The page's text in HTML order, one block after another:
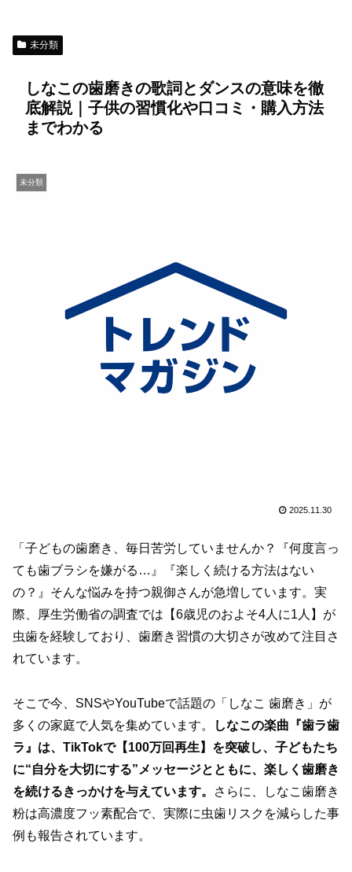
未分類
しなこの歯磨きの歌詞とダンスの意味を徹
底解説｜子供の習慣化や口コミ・購入方法
までわかる
未分類
2025.11.30
「子どもの歯磨き、毎日苦労していませんか？『何度言っ
ても歯ブラシを嫌がる…』『楽しく続ける方法はない
の？』そんな悩みを持つ親御さんが急増しています。実
際、厚生労働省の調査では【6歳児のおよそ4人に1人】が
虫歯を経験しており、歯磨き習慣の大切さが改めて注目さ
れています。
そこで今、SNSやYouTubeで話題の「しなこ 歯磨き」が
多くの家庭で人気を集めています。
しなこの楽曲『歯ラ歯
ラ』は、TikTokで【100万回再生】を突破し、子どもたち
に“自分を大切にする”メッセージとともに、楽しく歯磨き
を続けるきっかけを与えています。
さらに、しなこ歯磨き
粉は高濃度フッ素配合で、実際に虫歯リスクを減らした事
例も報告されています。